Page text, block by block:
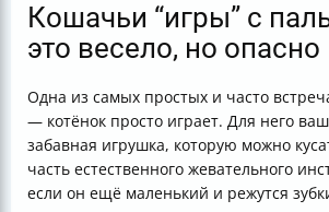
Кошачьи “игры” с
это весело, но опасно
Одна из самых простых и часто
— котёнок просто играет. Для него
забавная игрушка, которую можно
часть естественного жевательного
если он ещё маленький и режутся